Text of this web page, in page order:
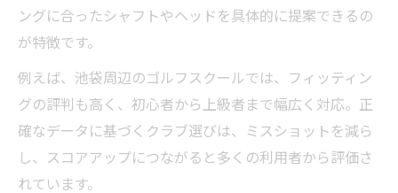
ングに合ったシャフトやヘッドを具体的に提案できるの
が特徴です。
例えば、池袋周辺のゴルフスクールでは、フィッティン
グの評判も高く、初心者から上級者まで幅広く対応。正
確なデータに基づくクラブ選びは、ミスショットを減ら
し、スコアアップにつながると多くの利用者から評価さ
れています。